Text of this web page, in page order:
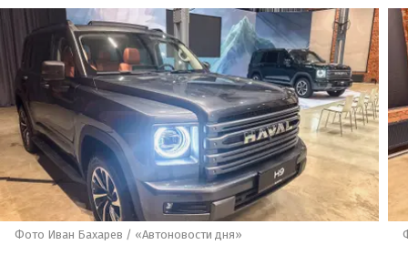
Фото Иван Бахарев / «Автоновости дня»